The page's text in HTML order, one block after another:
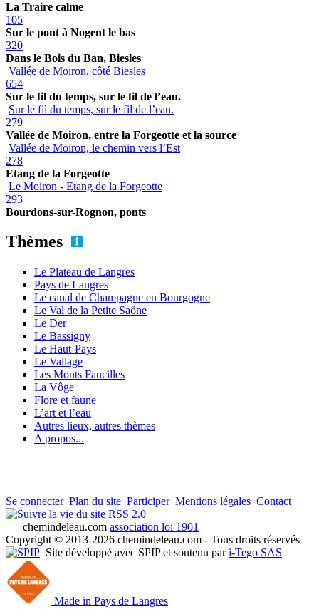
La Traire calme
105
Sur le pont à Nogent le bas
320
Dans le Bois du Ban, Biesles
Vallée de Moiron, côté Biesles
654
Sur le fil du temps, sur le fil de l’eau.
Sur le fil du temps, sur le fil de l’eau.
279
Vallée de Moiron, entre la Forgeotte et la source
Vallée de Moiron, le chemin vers l’Est
278
Etang de la Forgeotte
Le Moiron - Etang de la Forgeotte
293
Bourdons-sur-Rognon, ponts
Thèmes
Le Plateau de Langres
Pays de Langres
Le canal de Champagne en Bourgogne
Le Val de la Petite Saône
Le Der
Le Bassigny
Le Haut-Pays
Le Vallage
Les Monts Faucilles
La Vôge
Flore et faune
L’art et l’eau
Autres lieux, autres thèmes
A propos...
Se connecter Plan du site Participer Mentions légales Contact
RSS 2.0
chemindeleau.com association loi 1901
Copyright © 2013-2026 chemindeleau.com - Tous droits réservés
Site développé avec SPIP et soutenu pari-Tego SAS
Made in Pays de Langres